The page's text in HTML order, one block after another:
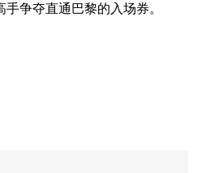
争夺直通巴黎的入场券。